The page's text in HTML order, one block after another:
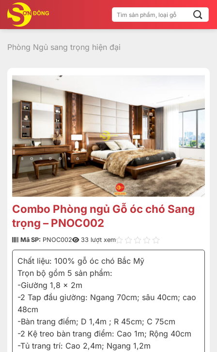
qua
nội
dung
Tìm
kiếm:
Phòng Ngủ sang trọng hiện đại
Combo Phòng ngủ Gỗ óc chó Sang
trọng – PNOC002
Mã SP: PNOC002 33 lượt xem
Chất liệu: 100% gỗ óc chó Bắc Mỹ
Trọn bộ gồm 5 sản phẩm:
-Giường 1,8 x 2m
-2 Tap đầu giường: Ngang 70cm; sâu 40cm; cao
48cm
-Bàn trang điểm; D 1,4m ; R 45cm; C 75cm
-2 Kệ treo bàn trang điểm: Cao 1m; Rộng 40cm
-Tủ trang trí: Cao 2,4m; Ngang 1,2m